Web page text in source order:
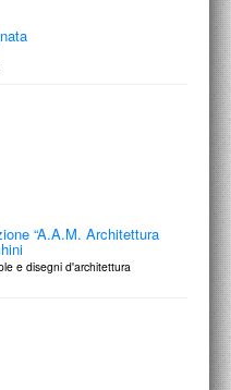
“A.A.M. Architettura
e disegni d'architettura